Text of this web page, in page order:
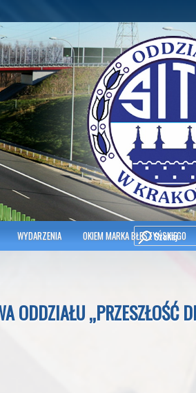
WYDARZENIA OKIEM MARKA BŁESZYŃSKIEGO
ODDZIAŁU „PRZESZŁOŚĆ